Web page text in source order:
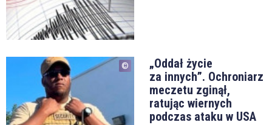
„Oddał życie
za innych”. Ochroniarz
meczetu zginął,
ratując wiernych
podczas ataku w USA